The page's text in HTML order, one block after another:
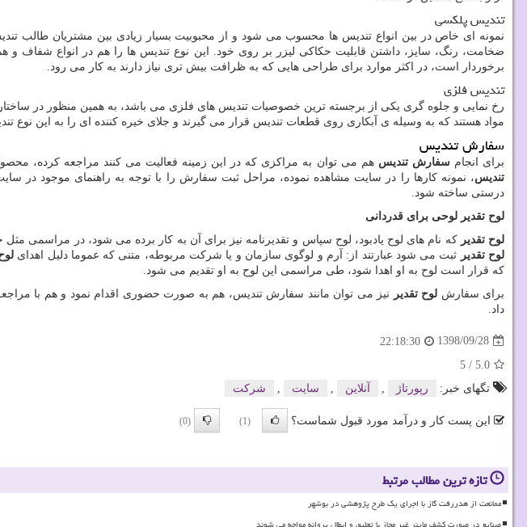
تندیس پلکسی
نمونه ای خاص در بین انواع تندیس ها محسوب می شود و از محبوبیت بسیار زیادی بین مشتریان طالب
ضخامت، رنگ، سایز، داشتن قابلیت حکاکی لیزر بر روی خود. این نوع تندیس ها را هم در انواع شفاف و
برخوردار است، در اکثر موارد برای طراحی هایی که به ظرافت بیش تری نیاز دارند به کار می رود.
تندیس فلزی
رخ نمایی و جلوه گری یکی از برجسته ترین خصوصیات تندیس های فلزی می باشد، به همین منظور در
مواد هستند که به وسیله ی آبکاری روی قطعات تندیس قرار می گیرند و جلای خیره کننده ای را به این نوع
سفارش تندیس
برای انجامسفارش تندیس هم می توان به مراکزی که در این زمینه فعالیت می کنند مراجعه کرده،
تندیس، نمونه کارها را در سایت مشاهده نموده، مراحل ثبت سفارش را با توجه به راهنمای موجود در
درستی ساخته شود.
لوح تقدیر لوحی برای قدردانی
لوح تقدیر که نام های لوح یادبود، لوح سپاس و تقدیرنامه نیز برای آن به کار برده می شود، در مراسمی
لوح تقدیر ثبت می شود عبارتند از: آرم و لوگوی سازمان و یا شرکت مربوطه، متنی که عموما دلیل اهدای
که قرار است لوح به او اهدا شود، طی مراسمی این لوح به او تقدیم می شود.
برای سفارش لوح تقدیر نیز می توان مانند سفارش تندیس، هم به صورت حضوری اقدام نمود و هم با
داد.
1398/09/28
22:18:30
5.0
/
5
تگهای خبر:
رپورتاژ , آنلاین , سایت , شركت
این پست کار و درآمد مورد قبول شماست؟ (1)
(0)
تازه ترین مطالب مرتبط
ممانعت از هدررفت گاز با اجرای یک طرح پژوهشی در بوشهر